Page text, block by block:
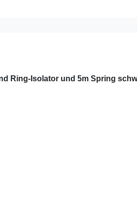
Ring-Isolator und 5m Spring